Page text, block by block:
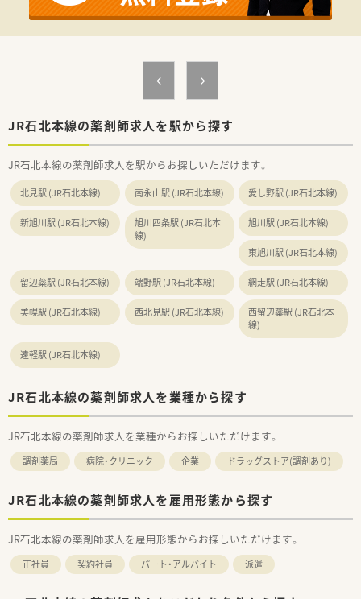
＜充実の設備＞
■化学療法の為の安全キャビネットを設置しています。最新の
じめての方にも丁寧に指導も行っています。
■大型の全自動分包機を備えています。
JR石北本線の薬剤師求人を駅から探す
JR石北本線の薬剤師求人を駅からお探しいただけます。
北見駅 (JR石北本線) 南永山駅 (JR石北本線) 愛し野駅 (JR石北本線)
新旭川駅 (JR石北本線)
旭川四条駅 (JR石北本
線)
旭川駅 (JR石北本線)
東旭川駅 (JR石北本線)
留辺蘂駅 (JR石北本線) 端野駅 (JR石北本線) 網走駅 (JR石北本線)
美幌駅 (JR石北本線) 西北見駅 (JR石北本線)
西留辺蘂駅 (JR石北本
線)
遠軽駅 (JR石北本線)
JR石北本線の薬剤師求人を業種から探す
JR石北本線の薬剤師求人を業種からお探しいただけます。
調剤薬局 病院・クリニック 企業 ドラッグストア(調剤あり)
JR石北本線の薬剤師求人を雇用形態から探す
JR石北本線の薬剤師求人を雇用形態からお探しいただけます。
正社員 契約社員 パート・アルバイト 派遣